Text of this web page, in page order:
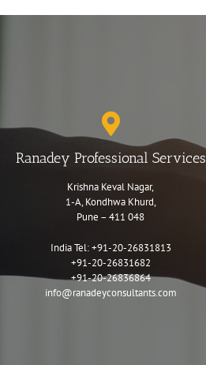
Ranadey Professional Services
Krishna Keval Nagar,
1-A, Kondhwa Khurd,
Pune – 411 048
India Tel:+91-20-26831813
+91-20-26831682
+91-20-26836864
info@ranadeyconsultants.com